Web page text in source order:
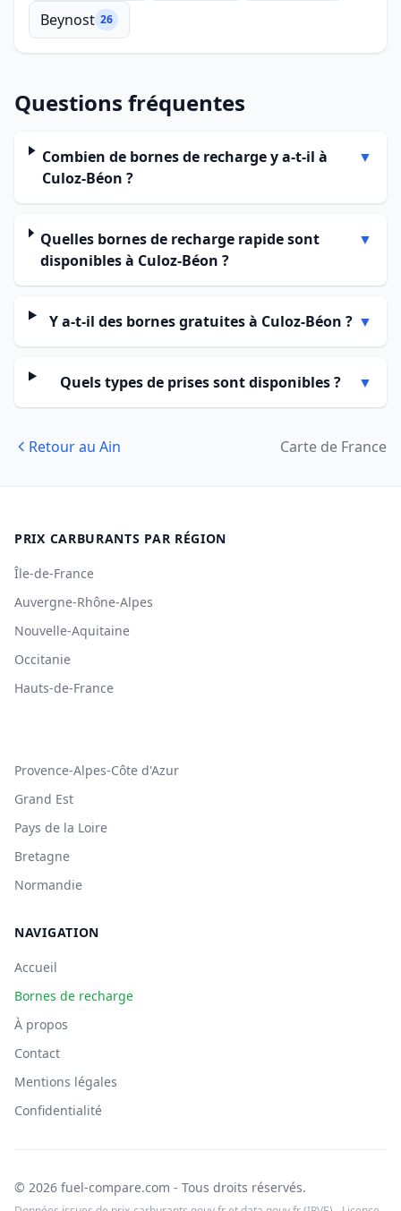
Beynost 26
Questions fréquentes
Combien de bornes de recharge y a-t-il à
Culoz-Béon ?
▼
Quelles bornes de recharge rapide sont
disponibles à Culoz-Béon ?
▼
Y a-t-il des bornes gratuites à Culoz-Béon ? ▼
Quels types de prises sont disponibles ? ▼
Retour au Ain Carte de France
PRIX CARBURANTS PAR RÉGION
Île-de-France
Auvergne-Rhône-Alpes
Nouvelle-Aquitaine
Occitanie
Hauts-de-France
Provence-Alpes-Côte d'Azur
Grand Est
Pays de la Loire
Bretagne
Normandie
NAVIGATION
Accueil
Bornes de recharge
À propos
Contact
Mentions légales
Confidentialité
© 2026 fuel-compare.com - Tous droits réservés.